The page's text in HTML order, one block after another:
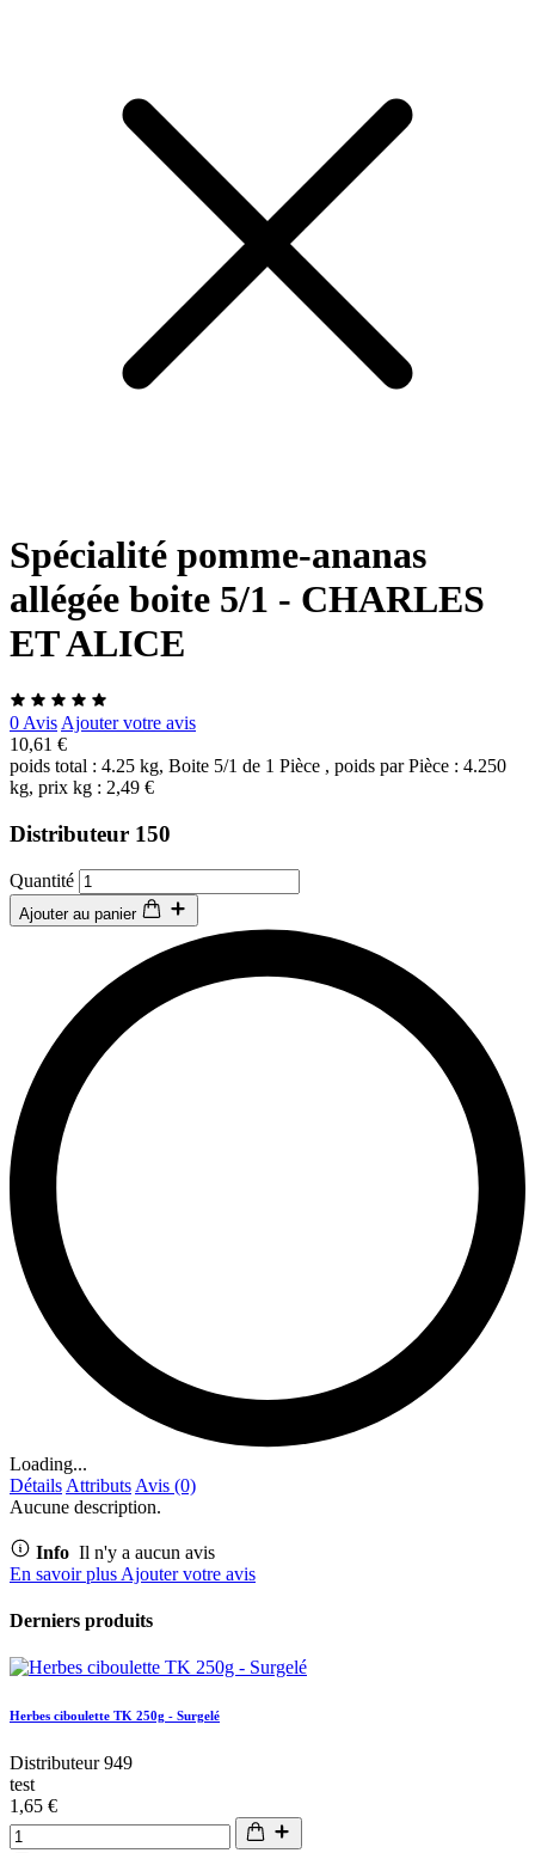
Spécialité pomme-ananas
allégée boite 5/1 - CHARLES
ET ALICE
0 Avis Ajouter votre avis
10,61 €
poids total : 4.25 kg, Boite 5/1 de 1 Pièce , poids par Pièce : 4.250
kg, prix kg : 2,49 €
Distributeur 150
Quantité
Ajouter au panier
Loading...
Détails Attributs Avis (0)
Aucune description.
Info Il n'y a aucun avis
En savoir plus Ajouter votre avis
Derniers produits
Herbes ciboulette TK 250g - Surgelé
Distributeur 949
test
1,65 €